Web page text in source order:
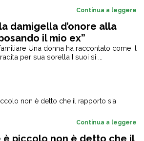
Continua a leggere
damigella d’onore alla
il mio ex”
Una donna ha raccontato come il
per sua sorella I suoi si ...
Continua a leggere